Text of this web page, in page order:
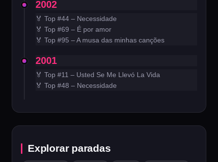
2002
🏅 Top #44 – Necessidade
🏅 Top #69 – É por amor
🏅 Top #95 – A musa das minhas canções
2001
🏅 Top #11 – Usted Se Me Llevó La Vida
🏅 Top #48 – Necessidade
Explorar paradas